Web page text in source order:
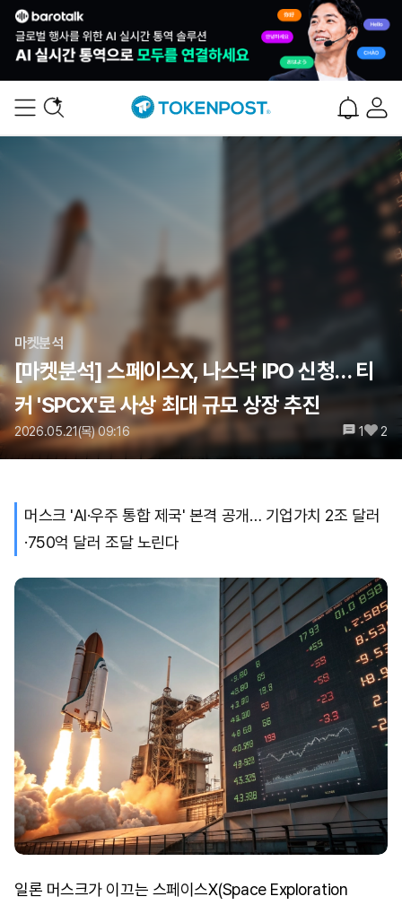
마켓분석
[마켓분석] 스페이스X, 나스닥 IPO 신청… 티
커 'SPCX'로 사상 최대 규모 상장 추진
2026.05.21(목) 09:16 1 2
머스크 'AI·우주 통합 제국' 본격 공개… 기업가치 2조 달러
·750억 달러 조달 노린다
일론 머스크가 이끄는 스페이스X(Space Exploration